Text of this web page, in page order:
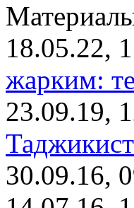
18.05.22,
жарким:
23.09.19,
30.09.16,